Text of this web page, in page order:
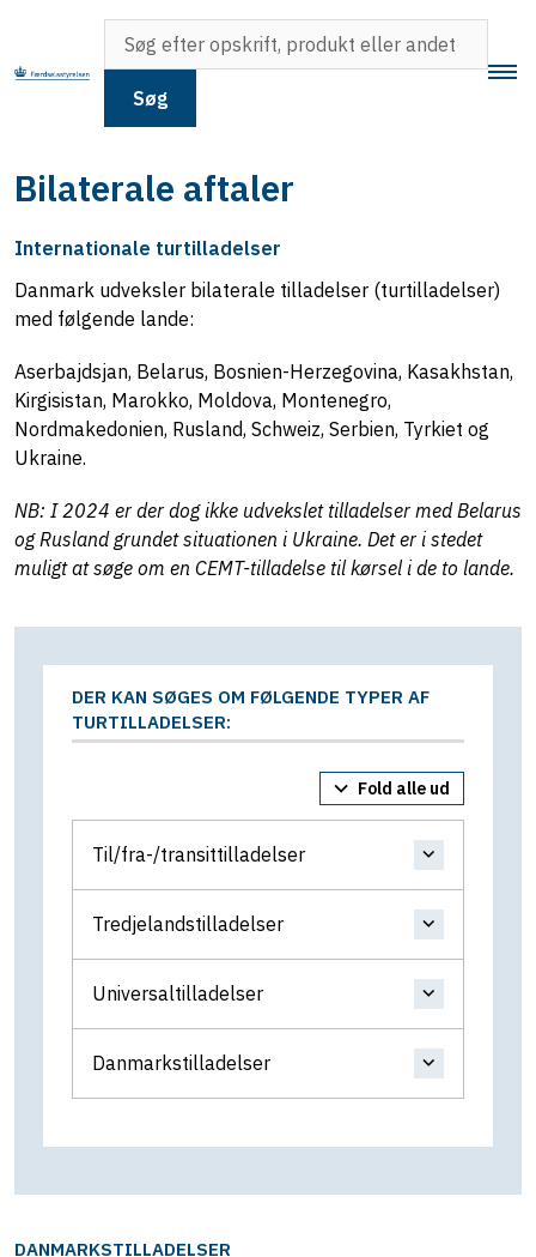
Søg
Bilaterale aftaler
Internationale turtilladelser
Danmark udveksler bilaterale tilladelser (turtilladelser)
med følgende lande:
Aserbajdsjan, Belarus, Bosnien-Herzegovina, Kasakhstan,
Kirgisistan, Marokko, Moldova, Montenegro,
Nordmakedonien, Rusland, Schweiz, Serbien, Tyrkiet og
Ukraine.
NB: I 2024 er der dog ikke udvekslet tilladelser med Belarus
og Rusland grundet situationen i Ukraine. Det er i stedet
muligt at søge om en CEMT-tilladelse til kørsel i de to lande.
DER KAN SØGES OM FØLGENDE TYPER AF
TURTILLADELSER:
Fold alle ud
Til/fra-/transittilladelser
Tredjelandstilladelser
Universaltilladelser
Danmarkstilladelser
DANMARKSTILLADELSER